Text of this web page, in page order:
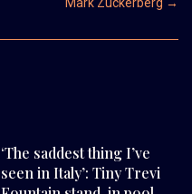
‘The saddest thing I’ve
seen in Italy’: Tiny Trevi